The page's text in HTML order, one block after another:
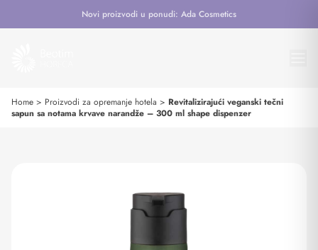
Novi proizvodi u ponudi: Ada Cosmetics
Home > Proizvodi za opremanje hotela > Revitalizirajući veganski tečni
sapun sa notama krvave narandže – 300 ml shape dispenzer